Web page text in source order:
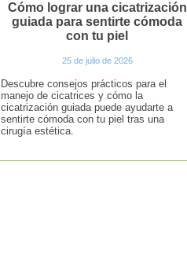
Cómo lograr una cicatrización
guiada para sentirte cómoda
con tu piel
25 de julio de 2026
Descubre consejos prácticos para el
manejo de cicatrices y cómo la
cicatrización guiada puede ayudarte a
sentirte cómoda con tu piel tras una
cirugía estética.